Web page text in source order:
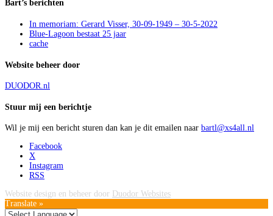
Bart’s berichten
In memoriam: Gerard Visser, 30-09-1949 – 30-5-2022
Blue-Lagoon bestaat 25 jaar
cache
Website beheer door
DUODOR.nl
Stuur mij een berichtje
Wil je mij een bericht sturen dan kan je dit emailen naar bartl@xs4all.nl
Facebook
X
Instagram
RSS
Website design en beheer door Duodor Websites
Translate »